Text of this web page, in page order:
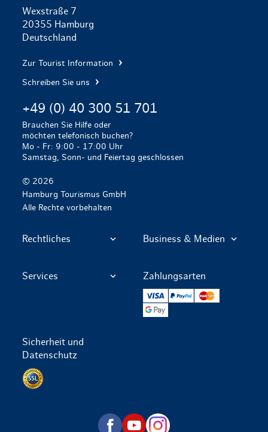
Wexstraße 7
20355 Hamburg
Deutschland
Zur Tourist Information
Schreiben Sie uns
+49 (0) 40 300 51 701
Brauchen Sie Hilfe oder
möchten telefonisch buchen?
Mo - Fr: 9:00 - 17:00 Uhr
Samstag, Sonn- und Feiertag geschlossen
© 2026
Hamburg Tourismus GmbH
Alle Rechte vorbehalten
Rechtliches Business & Medien
Services Zahlungsarten
VISA PayPal
Sicherheit und
Datenschutz